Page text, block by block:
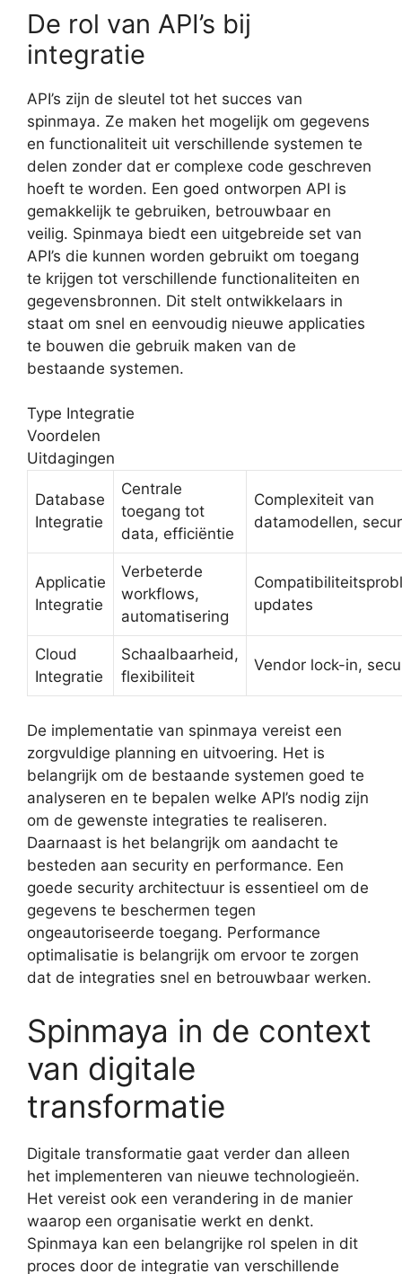
De rol van API’s bij
integratie
API’s zijn de sleutel tot het succes van
spinmaya. Ze maken het mogelijk om gegevens
en functionaliteit uit verschillende systemen te
delen zonder dat er complexe code geschreven
hoeft te worden. Een goed ontworpen API is
gemakkelijk te gebruiken, betrouwbaar en
veilig. Spinmaya biedt een uitgebreide set van
API’s die kunnen worden gebruikt om toegang
te krijgen tot verschillende functionaliteiten en
gegevensbronnen. Dit stelt ontwikkelaars in
staat om snel en eenvoudig nieuwe applicaties
te bouwen die gebruik maken van de
bestaande systemen.
Type Integratie
Voordelen
Uitdagingen
Database
Integratie
Centrale
toegang tot
data, efficiëntie
Complexiteit van
datamodellen,
Applicatie
Integratie
Verbeterde
workflows,
automatisering
updates
Cloud
Integratie
Schaalbaarheid,
flexibiliteit
Vendor lock-in,
De implementatie van spinmaya vereist een
zorgvuldige planning en uitvoering. Het is
belangrijk om de bestaande systemen goed te
analyseren en te bepalen welke API’s nodig zijn
om de gewenste integraties te realiseren.
Daarnaast is het belangrijk om aandacht te
besteden aan security en performance. Een
goede security architectuur is essentieel om de
gegevens te beschermen tegen
ongeautoriseerde toegang. Performance
optimalisatie is belangrijk om ervoor te zorgen
dat de integraties snel en betrouwbaar werken.
Spinmaya in de context
van digitale
transformatie
Digitale transformatie gaat verder dan alleen
het implementeren van nieuwe technologieën.
Het vereist ook een verandering in de manier
waarop een organisatie werkt en denkt.
Spinmaya kan een belangrijke rol spelen in dit
proces door de integratie van verschillende